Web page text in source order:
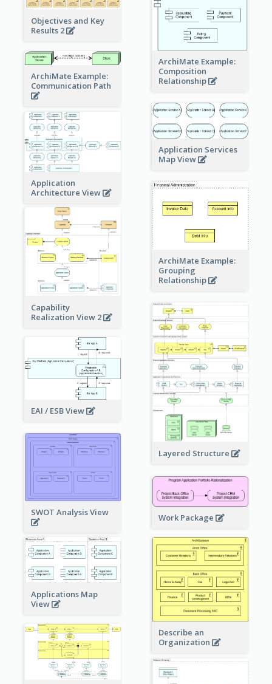
ArchiMate Example:
Composition
Relationship
Objectives and Key
Results 2
ArchiMate Example:
Communication Path
Application Services
Map View
Application
Architecture View
ArchiMate Example:
Grouping
Relationship
Capability
Realization View 2
Layered Structure
EAI / ESB View
SWOT Analysis View Work Package
Applications Map
View
Describe an
Organization